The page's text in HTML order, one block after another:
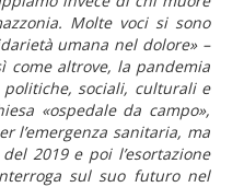
Molte voci si sono
umana nel dolore» –
come altrove, la pandemia
sociali, culturali e
«ospedale da campo»,
l’emergenza sanitaria, ma
2019 e poi l’esortazione
sul suo futuro nel